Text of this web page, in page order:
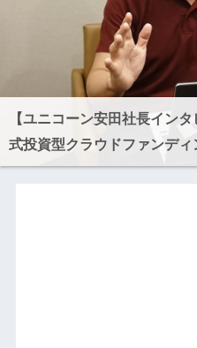
【ユニコーン安田社長イン
式投資型クラウドファンディ